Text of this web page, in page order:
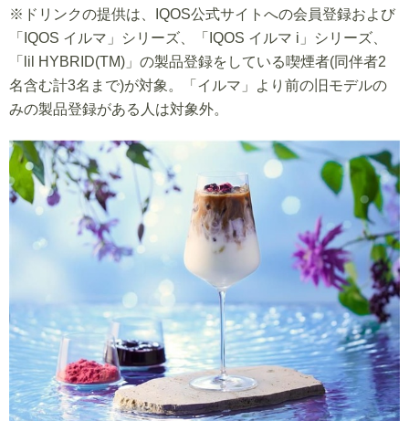
※ドリンクの提供は、IQOS公式サイトへの会員登録および
「IQOS イルマ」シリーズ、「IQOS イルマ i」シリーズ、
「lil HYBRID(TM)」の製品登録をしている喫煙者(同伴者2
名含む計3名まで)が対象。「イルマ」より前の旧モデルの
みの製品登録がある人は対象外。